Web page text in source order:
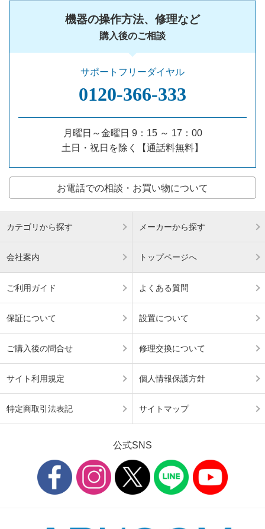
機器の操作方法、修理など
購入後のご相談
サポートフリーダイヤル
0120‐366‐333
月曜日～金曜日 9：15 ～ 17：00
土日・祝日を除く【通話料無料】
お電話での相談・お買い物について
カテゴリから探す メーカーから探す
会社案内 トップページへ
ご利用ガイド よくある質問
保証について 設置について
ご購入後の問合せ 修理交換について
サイト利用規定 個人情報保護方針
特定商取引法表記 サイトマップ
公式SNS